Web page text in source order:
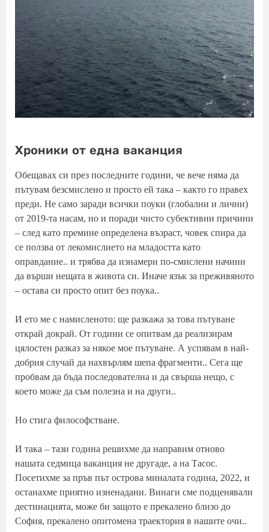
Хроники от една ваканция
Обещавах си през последните години, че вече няма да
пътувам безсмислено и просто ей така – както го правех
преди. Не само заради всички поуки (глобални и лични)
от 2019-та насам, но и поради чисто субективни причини
– след като премине определена възраст, човек спира да
се ползва от лекомислието на младостта като
оправдание.. и трябва да изнамери по-смислени начини
да върши нещата в живота си. Иначе язък за преживяното
– остава си просто опит без поука..
И ето ме с намисленото: ще разкажа за това пътуване
открай докрай. От години се опитвам да реализирам
цялостен разказ за някое мое пътуване. А успявам в най-
добрия случай да нахвърлям шепа фрагменти.. Сега ще
пробвам да бъда последователна и да свърша нещо, с
което може да съм полезна и на други..
Но стига философстване.
И така – тази година решихме да направим отново
нашата седмица ваканция не другаде, а на Тасос.
Посетихме за пръв път острова миналата година, 2022, и
останахме приятно изненадани. Винаги сме подценявали
дестинацията, може би защото е прекалено близо до
София, прекалено опитомена траектория в нашите очи..